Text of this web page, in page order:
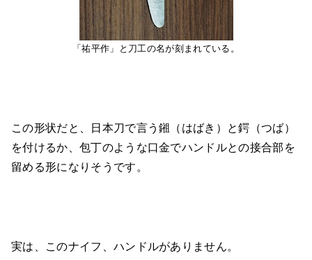
「祐平作」と刀工の名が刻まれている。
この形状だと、日本刀で言う鎺（はばき）と鍔（つば）
を付けるか、包丁のような口金でハンドルとの接合部を
留める形になりそうです。
実は、このナイフ、ハンドルがありません。